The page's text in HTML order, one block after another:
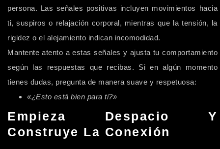
persona. Las señales positivas incluyen movimientos hacia
ti, suspiros o relajación corporal, mientras que la tensión, la
rigidez o el alejamiento indican incomodidad.
Mantente atento a estas señales y ajusta tu comportamiento
según las respuestas que recibas. Si en algún momento
tienes dudas, pregunta de manera suave y respetuosa:
«¿Esto está bien para ti?»
Empieza Despacio Y
Construye La Conexión